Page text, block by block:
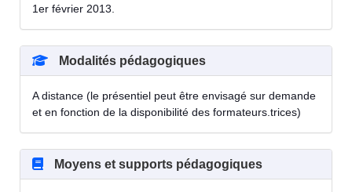
1er février 2013.
Modalités pédagogiques
A distance (le présentiel peut être envisagé sur demande
et en fonction de la disponibilité des formateurs.trices)
Moyens et supports pédagogiques